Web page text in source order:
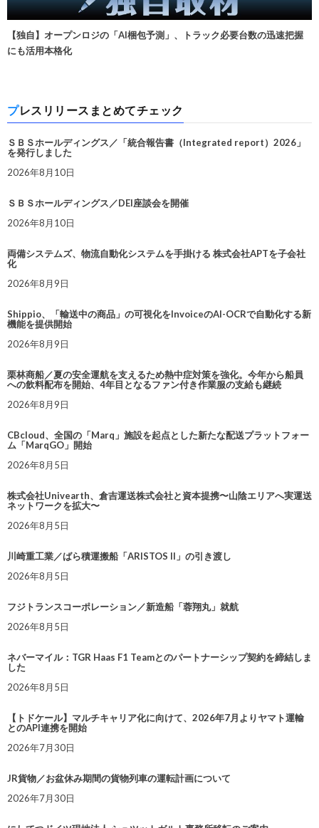
【独自】オープンロジの「AI梱包予測」、トラック必要台数の迅速把握
にも活用本格化
プレスリリースまとめてチェック
ＳＢＳホールディングス／「統合報告書（Integrated report）2026」
を発行しました
2026年8月10日
ＳＢＳホールディングス／DEI座談会を開催
2026年8月10日
両備システムズ、物流自動化システムを手掛ける 株式会社APTを子会社
化
2026年8月9日
Shippio、「輸送中の商品」の可視化をInvoiceのAI-OCRで自動化する新
機能を提供開始
2026年8月9日
栗林商船／夏の安全運航を支えるため熱中症対策を強化。今年から船員
への飲料配布を開始、4年目となるファン付き作業服の支給も継続
2026年8月9日
CBcloud、全国の「Marq」施設を起点とした新たな配送プラットフォー
ム「MarqGO」開始
2026年8月5日
株式会社Univearth、倉吉運送株式会社と資本提携〜山陰エリアへ実運送
ネットワークを拡大〜
2026年8月5日
川崎重工業／ばら積運搬船「ARISTOS II」の引き渡し
2026年8月5日
フジトランスコーポレーション／新造船「蓉翔丸」就航
2026年8月5日
ネバーマイル：TGR Haas F1 Teamとのパートナーシップ契約を締結しま
した
2026年8月5日
【トドケール】マルチキャリア化に向けて、2026年7月よりヤマト運輸
とのAPI連携を開始
2026年7月30日
JR貨物／お盆休み期間の貨物列車の運転計画について
2026年7月30日